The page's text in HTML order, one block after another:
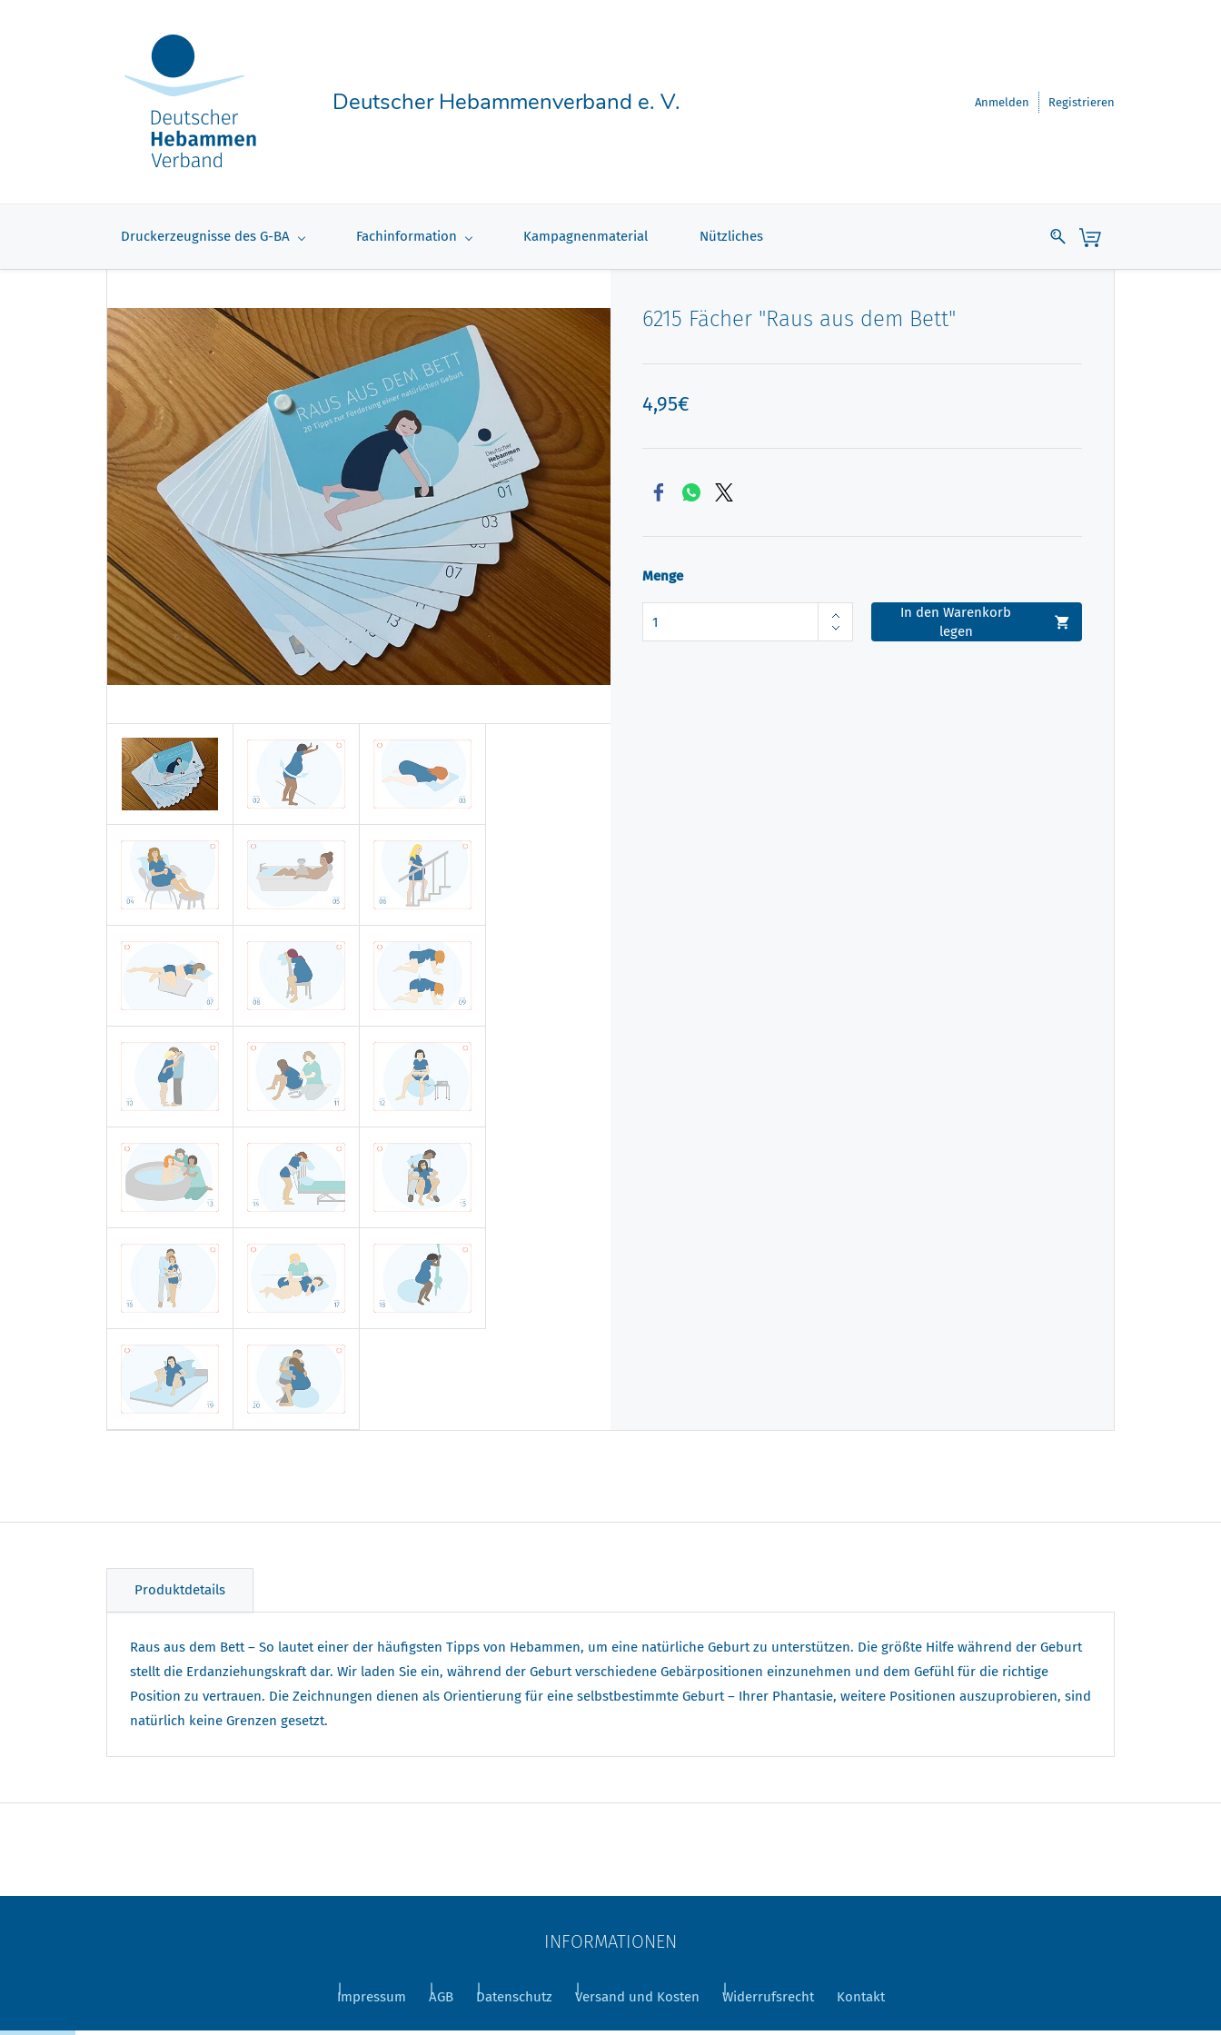
Deutscher Hebammenverband e. V. Anmelden Registrieren
Druckerzeugnisse des G-BA Fachinformation Kampagnenmaterial Nützliches
6215 Fächer "Raus aus dem Bett"
4,95€
Menge
In den Warenkorb
legen
Produktdetails
Raus aus dem Bett – So lautet einer der häufigsten Tipps von Hebammen, um eine natürliche Geburt zu unterstützen. Die größte Hilfe während der Geburt
stellt die Erdanziehungskraft dar. Wir laden Sie ein, während der Geburt verschiedene Gebärpositionen einzunehmen und dem Gefühl für die richtige
Position zu vertrauen. Die Zeichnungen dienen als Orientierung für eine selbstbestimmte Geburt – Ihrer Phantasie, weitere Positionen auszuprobieren, sind
natürlich keine Grenzen gesetzt.
INFORMATIONEN
Impressum AGB Datenschutz Versand und Kosten Widerrufsrecht Kontakt